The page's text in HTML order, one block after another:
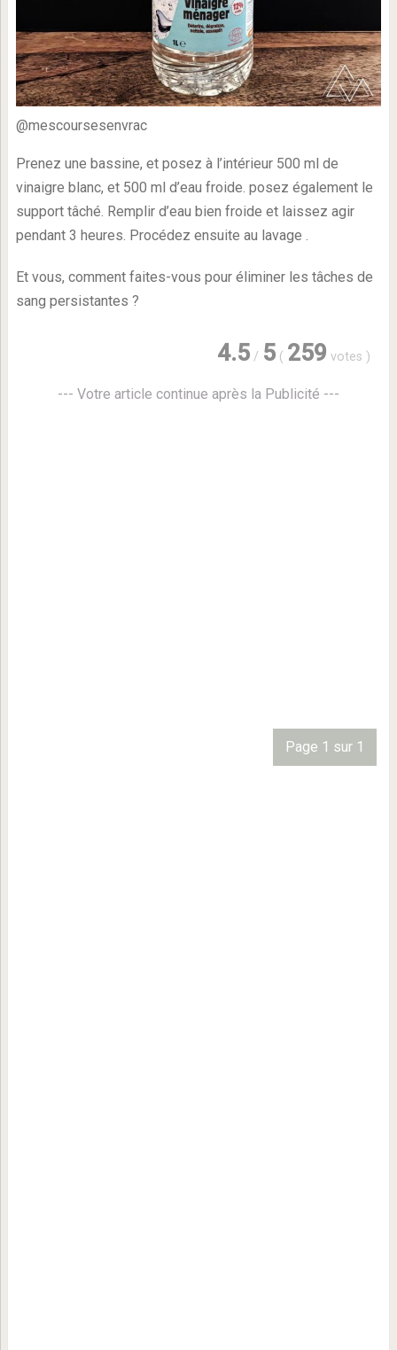
@mescoursesenvrac
Prenez une bassine, et posez à l’intérieur 500 ml de
vinaigre blanc, et 500 ml d’eau froide. posez également le
support tâché. Remplir d’eau bien froide et laissez agir
pendant 3 heures. Procédez ensuite au lavage .
Et vous, comment faites-vous pour éliminer les tâches de
sang persistantes ?
4.5 / 5 ( 259 votes )
--- Votre article continue après la Publicité ---
Page 1 sur 1